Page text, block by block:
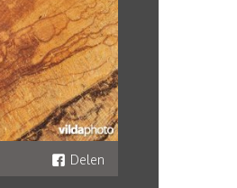
Delen